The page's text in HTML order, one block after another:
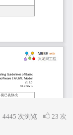
4445 次浏览 23 次